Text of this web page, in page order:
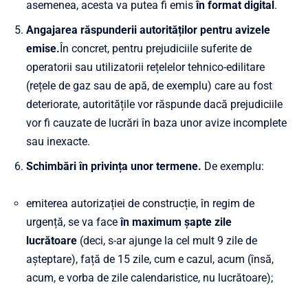
asemenea, acesta va putea fi emisîn format digital.
Angajarea răspunderii autorităților pentru avizele
emise.În concret, pentru prejudiciile suferite de
operatorii sau utilizatorii rețelelor tehnico-edilitare
(rețele de gaz sau de apă, de exemplu) care au fost
deteriorate, autoritățile vor răspunde dacă prejudiciile
vor fi cauzate de lucrări în baza unor avize incomplete
sau inexacte.
Schimbări în privința unor termene. De exemplu:
emiterea autorizației de construcție, în regim de
urgență, se va faceîn maximum șapte zile
lucrătoare (deci, s-ar ajunge la cel mult 9 zile de
așteptare), față de 15 zile, cum e cazul, acum (însă,
acum, e vorba de zile calendaristice, nu lucrătoare);